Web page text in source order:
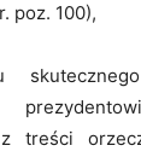
poz. 100),
treści